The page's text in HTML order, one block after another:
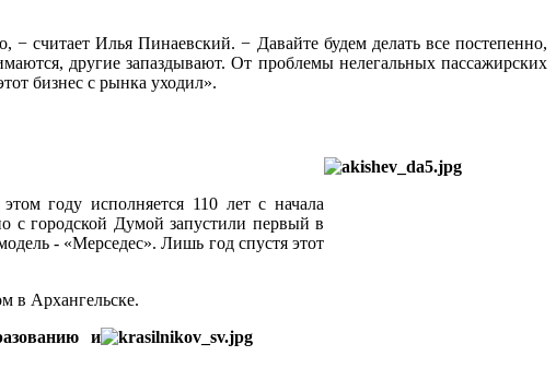
считает Илья Пинаевский. − Давайте будем делать все постепенно,
другие запаздывают. От проблемы нелегальных пассажирских
бизнес с рынка уходил».
году исполняется 110 лет с начала
с городской Думой запустили первый в
- «Мерседес». Лишь год спустя этот
в Архангельске.
и